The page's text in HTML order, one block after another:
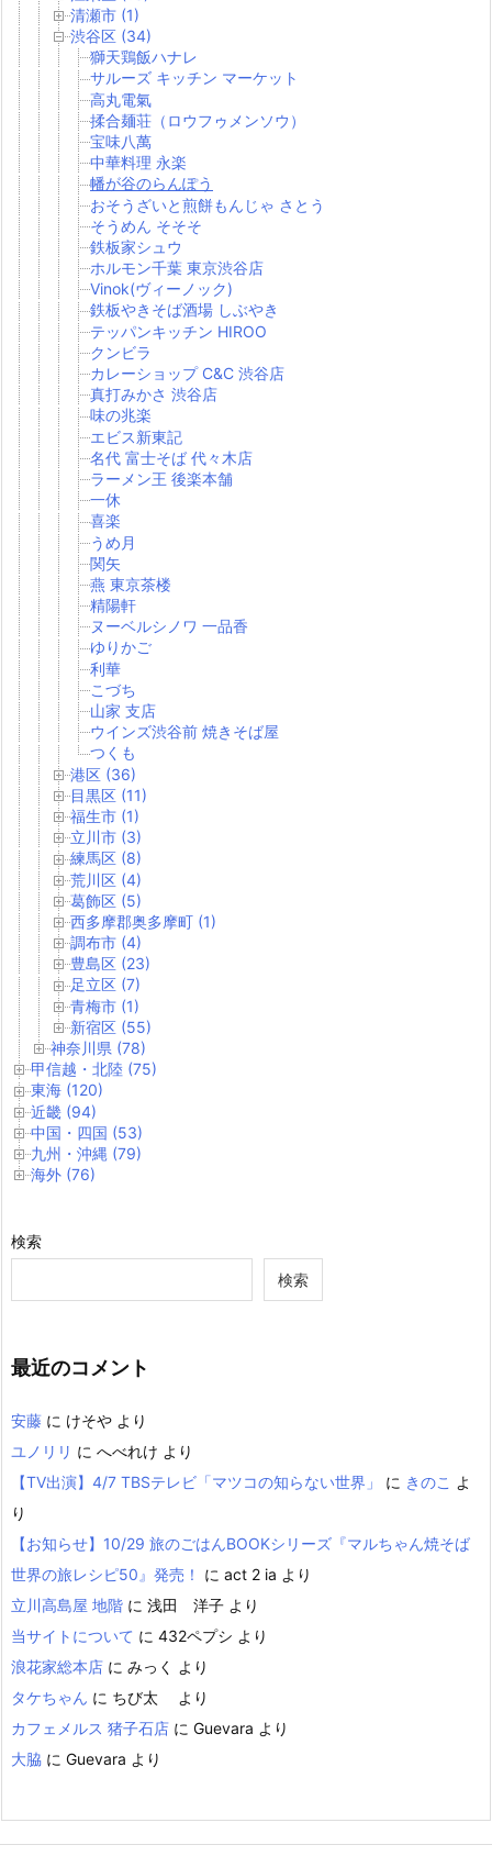
清瀬市 (1)
渋谷区 (34)
獅天鶏飯ハナレ
サルーズ キッチン マーケット
高丸電氣
揉合麺荘（ロウフゥメンソウ）
宝味八萬
中華料理 永楽
幡が谷のらんぽう
おそうざいと煎餅もんじゃ さとう
そうめん そそそ
鉄板家シュウ
ホルモン千葉 東京渋谷店
Vinok(ヴィーノック)
鉄板やきそば酒場 しぶやき
テッパンキッチン HIROO
クンビラ
カレーショップ C&C 渋谷店
真打みかさ 渋谷店
味の兆楽
エビス新東記
名代 富士そば 代々木店
ラーメン王 後楽本舗
一休
喜楽
うめ月
関矢
燕 東京茶楼
精陽軒
ヌーベルシノワ 一品香
ゆりかご
利華
こづち
山家 支店
ウインズ渋谷前 焼きそば屋
つくも
港区 (36)
目黒区 (11)
福生市 (1)
立川市 (3)
練馬区 (8)
荒川区 (4)
葛飾区 (5)
西多摩郡奥多摩町 (1)
調布市 (4)
豊島区 (23)
足立区 (7)
青梅市 (1)
新宿区 (55)
神奈川県 (78)
甲信越・北陸 (75)
東海 (120)
近畿 (94)
中国・四国 (53)
九州・沖縄 (79)
海外 (76)
検索
検索
最近のコメント
安藤 に けそや より
ユノリリ に へべれけ より
【TV出演】4/7 TBSテレビ「マツコの知らない世界」
に きのこ よ
り
【お知らせ】10/29 旅のごはんBOOKシリーズ『マルちゃん焼そば
世界の旅レシピ50』発売！
に act 2 ia より
立川高島屋 地階 に 浅田 洋子 より
当サイトについて に 432ペプシ より
浪花家総本店 に みっく
より
タケちゃん に ちび太
より
カフェメルス 猪子石店 に Guevara より
大脇 に Guevara より